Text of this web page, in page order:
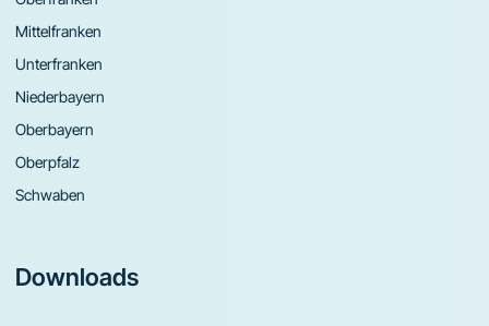
Mittelfranken
Unterfranken
Niederbayern
Oberbayern
Oberpfalz
Schwaben
Downloads